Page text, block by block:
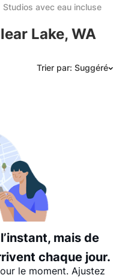
Studios avec eau incluse
Lake, WA
Trier par: Suggéré
mais de
chaque jour.
le moment. Ajustez